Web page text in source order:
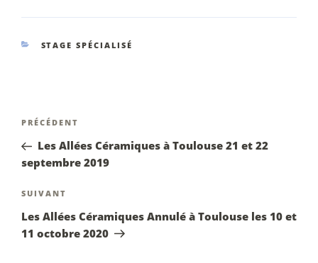
CATÉGORIES
STAGE SPÉCIALISÉ
Navigation
l’article
Article
précédent
PRÉCÉDENT
Les Allées Céramiques à Toulouse 21 et 22
septembre 2019
Article
suivant
SUIVANT
Les Allées Céramiques Annulé à Toulouse les 10 et
11 octobre 2020